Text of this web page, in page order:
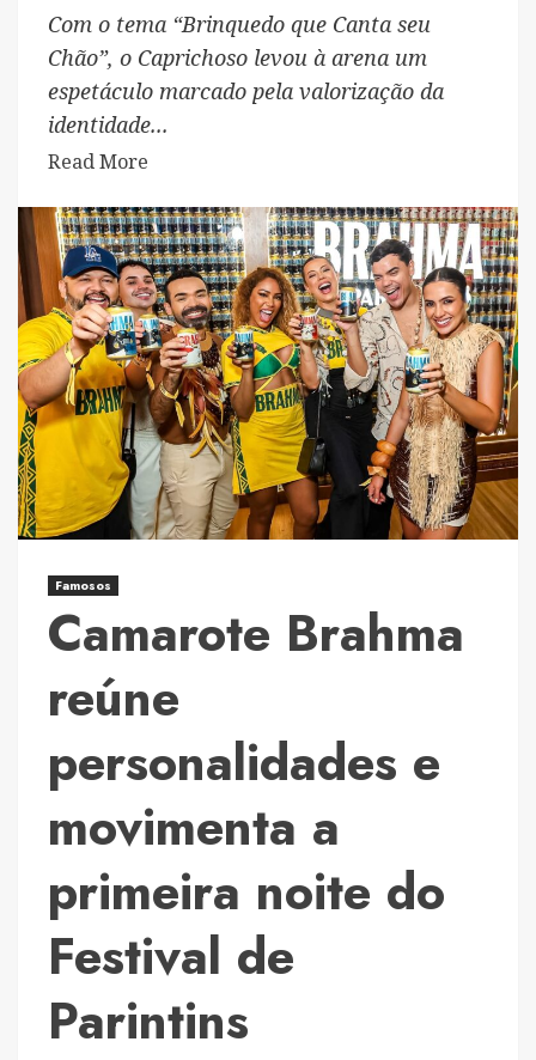
Com o tema “Brinquedo que Canta seu
Chão”, o Caprichoso levou à arena um
espetáculo marcado pela valorização da
identidade...
Read More
about
Brahma
celebra
título
do
Caprichoso
com
caminhão
dourado
repleto
de
Brahma
Famosos
Camarote Brahma
reúne
personalidades e
movimenta a
primeira noite do
Festival de
Parintins